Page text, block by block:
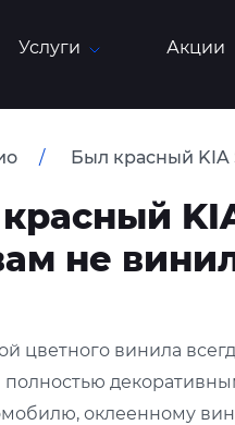
Услуги Акции
Был красный KIA
не
цветного винила
полностью
оклеенному